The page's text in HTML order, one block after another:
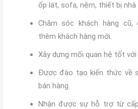
ốp lát, sofa, nệm, thiết bị nhà
Chăm sóc khách hàng
thêm khách hàng mới.
Xây dựng mối quan hệ tốt với
Được đào tạo kiến thức về
bán hàng.
Nhận được sự hỗ trợ từ